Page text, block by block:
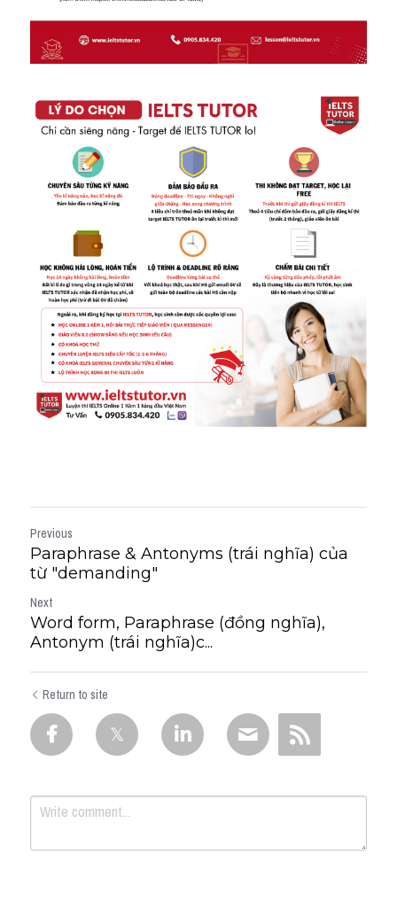
Previous
Paraphrase & Antonyms (trái nghĩa) của
từ "demanding"
Next
Word form, Paraphrase (đồng nghĩa),
Antonym (trái nghĩa)c...
Return to site